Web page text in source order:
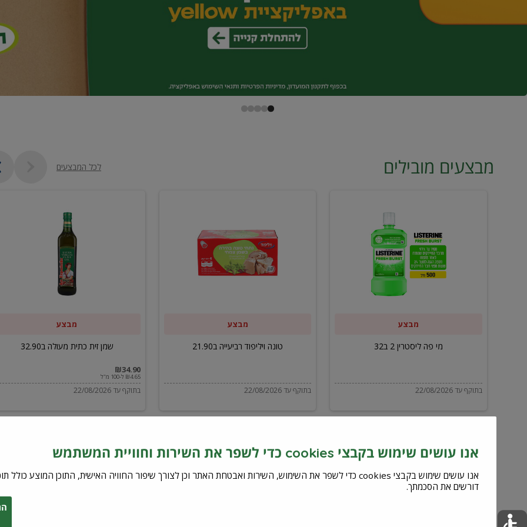
מבצעים מובילים לכל המבצעים
ליסטרין
מבצע
מי פה ליסטרין 2 ב32
בתוקף עד 22/08/2026
ויליפוד
רביעייה
מבצע
טונה ויליפוד רביעייה ב21.90
בתוקף עד 22/08/2026
מבצע
שמן זית כתית מעולה ב32.90
₪34.90
₪4.65 ל-100 מ"ל
בתוקף עד 22/08/2026
אנו עושים שימוש בקבצי cookies כדי לשפר את השירות וחוויית המשתמש
דורשים את הסכמתך.